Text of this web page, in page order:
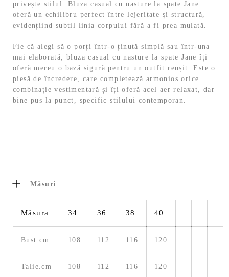
privește stilul. Bluza casual cu nasture la spate Jane
oferă un echilibru perfect între lejeritate și structură,
evidențiind subtil linia corpului fără a fi prea mulată.
Fie că alegi să o porți într-o ținută simplă sau într-una
mai elaborată, bluza casual cu nasture la spate Jane îți
oferă mereu o bază sigură pentru un outfit reușit. Este o
piesă de încredere, care completează armonios orice
combinație vestimentară și îți oferă acel aer relaxat, dar
bine pus la punct, specific stilului contemporan.
Măsuri
Măsura 34 36 38 40
Bust.cm 108 112 116 120
Talie.cm 108 112 116 120